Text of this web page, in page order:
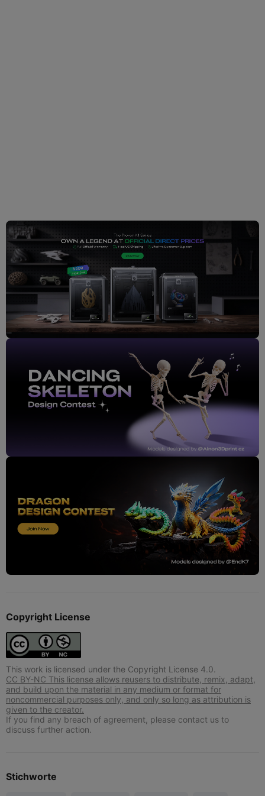
Copyright License
This work is licensed under the Copyright License 4.0.
CC BY-NC This license allows reusers to distribute, remix, adapt,
and build upon the material in any medium or format for
noncommercial purposes only, and only so long as attribution is
given to the creator.
If you find any breach of agreement, please contact us to
discuss further action.
Stichworte